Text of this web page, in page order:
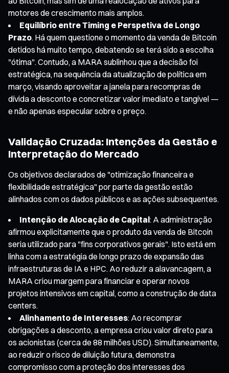
motores de crescimento mais amplos.
Equilíbrio entre Timing e Perspetiva de Longo
Prazo. Há quem questione o momento da venda de Bitcoin
detidos há muito tempo, debatendo se terá sido a escolha
"ótima". Contudo, a MARA sublinhou que a decisão foi
estratégica, na sequência da atualização de política em
março, visando aproveitar a janela para recompras de
dívida a desconto e concretizar valor imediato e tangível —
e não apenas especular sobre o preço.
Validação Cruzada: Intenções da Gestão e
Interpretação do Mercado
Os objetivos declarados de "otimização financeira e
flexibilidade estratégica" por parte da gestão estão
alinhados com os dados públicos e as ações subsequentes.
Intenção de Alocação de Capital: A administração
afirmou explicitamente que o produto da venda de Bitcoin
seria utilizado para "fins corporativos gerais". Isto está em
linha com a estratégia de longo prazo de expansão das
infraestruturas de IA e HPC. Ao reduzir a alavancagem, a
MARA criou margem para financiar e operar novos
projetos intensivos em capital, como a construção de data
centers.
Alinhamento de Interesses: Ao recomprar
obrigações a desconto, a empresa criou valor direto para
os acionistas (cerca de 88 milhões USD). Simultaneamente,
ao reduzir o risco de diluição futura, demonstra
compromisso com a proteção dos interesses dos